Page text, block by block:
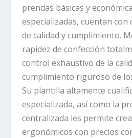
prendas básicas y
especializadas, cuentan con
de calidad y cumplimiento.
rapidez de confección
control exhaustivo de la
cumplimiento riguroso de
Su plantilla altamente
especializada, así como la
centralizada les permite
ergonómicos con precios